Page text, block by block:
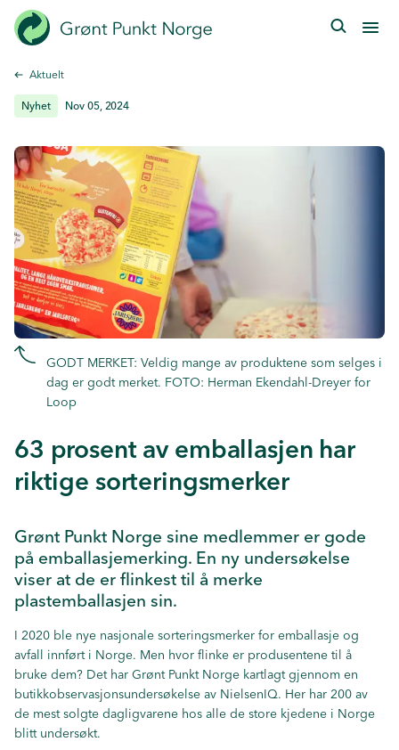
Hopp
til
Aktuelt
Nyhet Nov 05, 2024
GODT MERKET: Veldig mange av produktene som selges i
dag er godt merket. FOTO: Herman Ekendahl-Dreyer for
Loop
63 prosent av emballasjen har
riktige sorteringsmerker
Grønt Punkt Norge sine medlemmer er gode
på emballasjemerking. En ny undersøkelse
viser at de er flinkest til å merke
plastemballasjen sin.
I 2020 ble nye nasjonale sorteringsmerker for emballasje og
avfall innført i Norge. Men hvor flinke er produsentene til å
bruke dem? Det har Grønt Punkt Norge kartlagt gjennom en
butikkobservasjonsundersøkelse av NielsenIQ. Her har 200 av
de mest solgte dagligvarene hos alle de store kjedene i Norge
blitt undersøkt.